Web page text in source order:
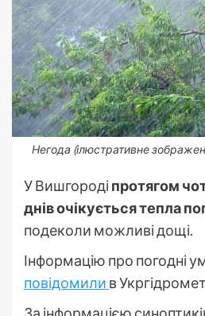
Негода (ілюстративне
У Вишгороді протягом
днів очікується тепла
подеколи можливі дощі.
Інформацію про погодні
повідомили в